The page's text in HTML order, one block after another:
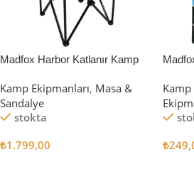
Madfox Harbor Katlanır Kamp
Kamp Ekipmanları, Masa &
Sandalye
stokta
₺1.799,00
₺